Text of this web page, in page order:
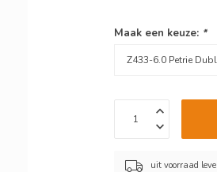
Maak een keuze: *
uit voorraad